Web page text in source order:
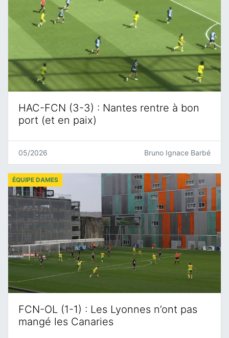
HAC-FCN (3-3) : Nantes rentre à bon
port (et en paix)
05/2026 Bruno Ignace Barbé
FCN-OL (1-1) : Les Lyonnes n’ont pas
mangé les Canaries
ÉQUIPE DAMES